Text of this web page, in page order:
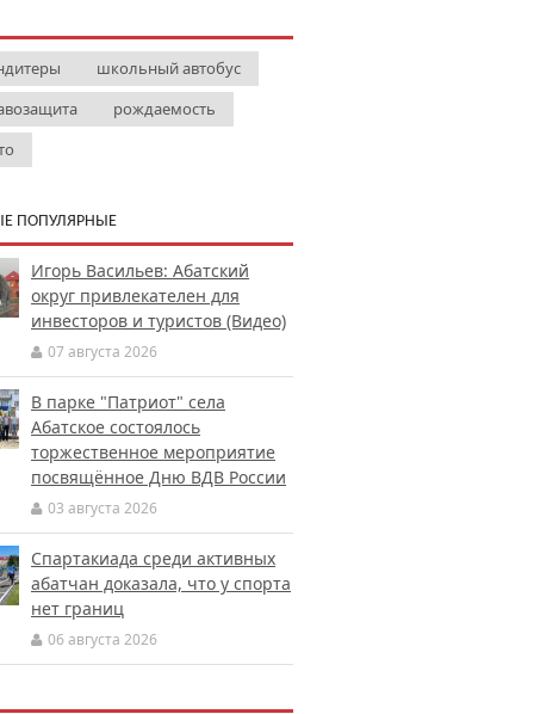
школьный автобус
рождаемость
ПОПУЛЯРНЫЕ
Игорь Васильев: Абатский
округ привлекателен для
инвесторов и туристов (Видео)
07 августа 2026
В парке "Патриот" села
Абатское состоялось
торжественное мероприятие
посвящённое Дню ВДВ России
03 августа 2026
Спартакиада среди активных
абатчан доказала, что у спорта
нет границ
06 августа 2026